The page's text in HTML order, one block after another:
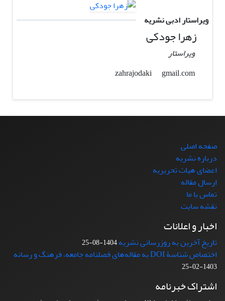
ویراستار ادبی نشریه
زهرا جودکی
ویراستار
gmail.com
صفحه اصلی
درباره نشریه
اعضای هیات تحریریه
ارسال مقاله
تماس با ما
نقشه سایت
اخبار و اعلانات
تاریخ آخرین به روزرسانی نشریه1404-08-25
اختصاص شناسۀ DOI به مقاله‌های فصلنامه جامعه، فرهنگ و رسانه
1403-02-25
اشتراک خبرنامه